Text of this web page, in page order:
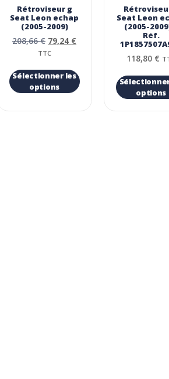
Rétroviseur g
Seat Leon echap
(2005-2009)
208,66€ 79,24 €
TTC
Sélectionner les
options
Seat Leon
(2005-
Réf.
118,80 €
options